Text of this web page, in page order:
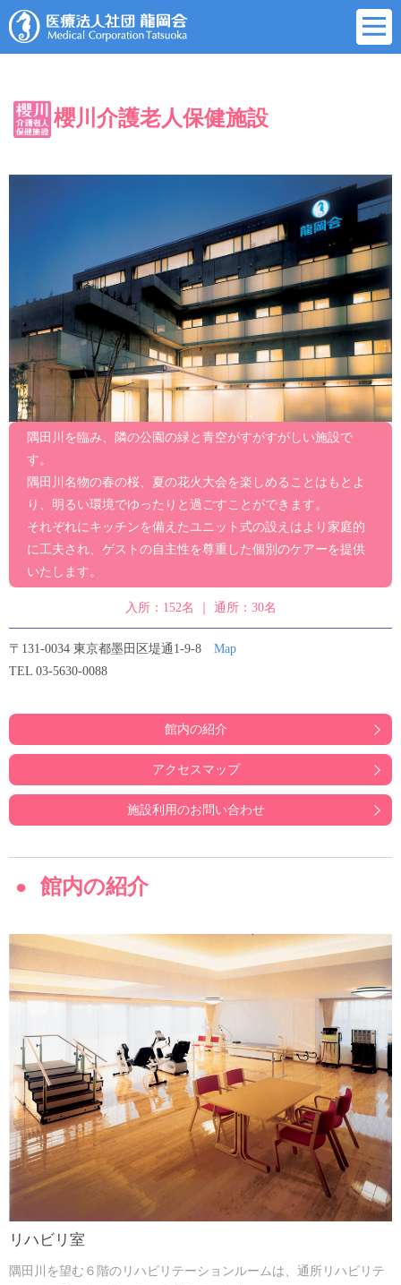
櫻川介護老人保健施設
隅田川を臨み、隣の公園の緑と青空がすがすがしい施設で
す。
隅田川名物の春の桜、夏の花火大会を楽しめることはもとよ
り、明るい環境でゆったりと過ごすことができます。
それぞれにキッチンを備えたユニット式の設えはより家庭的
に工夫され、ゲストの自主性を尊重した個別のケアーを提供
いたします。
入所：152名 ｜ 通所：30名
〒131-0034 東京都墨田区堤通1-9-8 Map
TEL 03-5630-0088
館内の紹介
アクセスマップ
施設利用のお問い合わせ
館内の紹介
リハビリ室
隅田川を望む６階のリハビリテーションルームは、通所リハビリテ